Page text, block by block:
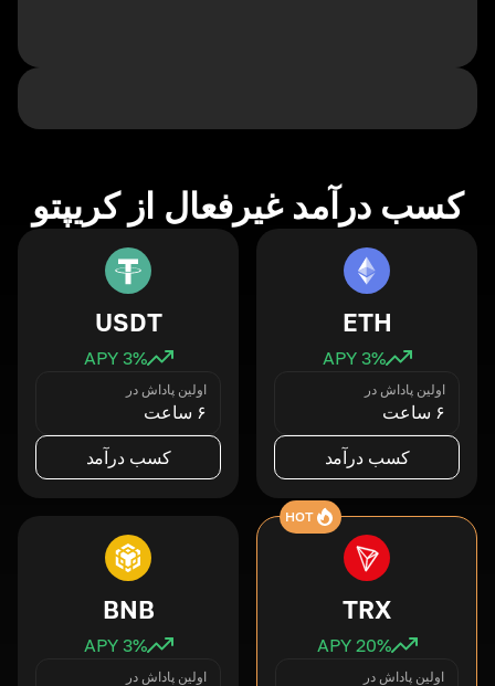
کسب درآمد غیرفعال از کریپتو
ETH
3% APY
اولین پاداش در
۶ ساعت
کسب درآمد
USDT
3% APY
اولین پاداش در
۶ ساعت
کسب درآمد
HOT
TRX
20% APY
اولین پاداش در
BNB
3% APY
اولین پاداش در